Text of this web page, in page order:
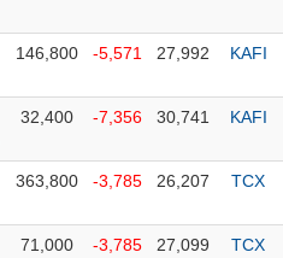
146,800 -5,571 27,992 KAFI
32,400 -7,356 30,741 KAFI
363,800 -3,785 26,207 TCX
71,000 -3,785 27,099 TCX